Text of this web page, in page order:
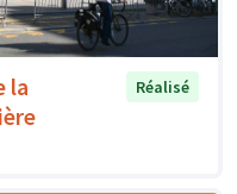
la
Réalisé